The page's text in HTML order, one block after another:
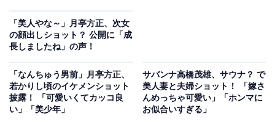
「美人やな～」月亭方正、次女
の顔出しショット？ 公開に「成
長しましたね」の声！
「なんちゅう男前」月亭方正、
若かりし頃のイケメンショット
披露！ 「可愛いくてカッコ良
い」「美少年」
サバンナ高橋茂雄、サウナ？ で
美人妻と夫婦ショット！ 「嫁さ
んめっちゃ可愛い」「ホンマに
お似合いすぎる」